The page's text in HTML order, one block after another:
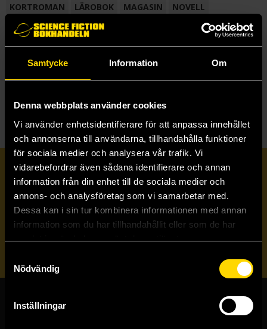
Samtycke Information Om
Denna webbplats använder cookies
Vi använder enhetsidentifierare för att anpassa innehållet
och annonserna till användarna, tillhandahålla funktioner
för sociala medier och analysera vår trafik. Vi
vidarebefordrar även sådana identifierare och annan
information från din enhet till de sociala medier och
annons- och analysföretag som vi samarbetar med.
Dessa kan i sin tur kombinera informationen med annan
information som du har tillhandahållit eller som de har
samlat in när du har använt deras tjänster.
Nödvändig
Inställningar
KORTROMAN
LÄROBOK MAGASIN
NOVELL
NOVELLMAGASIN
NOVELLSAMLING
ROMAN
SAMLINGSVOLYM
TECKNA & MÅLA TECKNAD SERIE
T
Prenumerera på vårt nyhetsbrev
Veckobrevet
Skicka